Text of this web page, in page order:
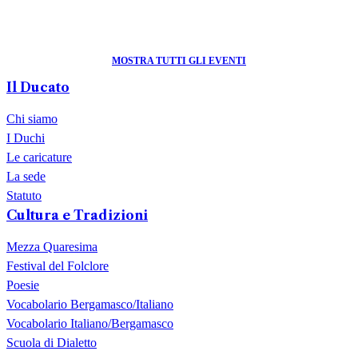
del Sagittario di ChorusLife, all'interno della rassegna estiva
promossa dal Ducato di Piazza Pontida.
MOSTRA TUTTI GLI EVENTI
Il Ducato
Chi siamo
I Duchi
Le caricature
La sede
Statuto
Cultura e Tradizioni
Mezza Quaresima
Festival del Folclore
Poesie
Vocabolario Bergamasco/Italiano
Vocabolario Italiano/Bergamasco
Scuola di Dialetto